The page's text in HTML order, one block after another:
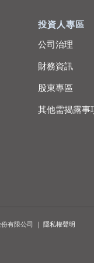
投資人專區
公司治理
財務資訊
股東專區
其他需揭露事
有限公司 ｜ 隱私權聲明